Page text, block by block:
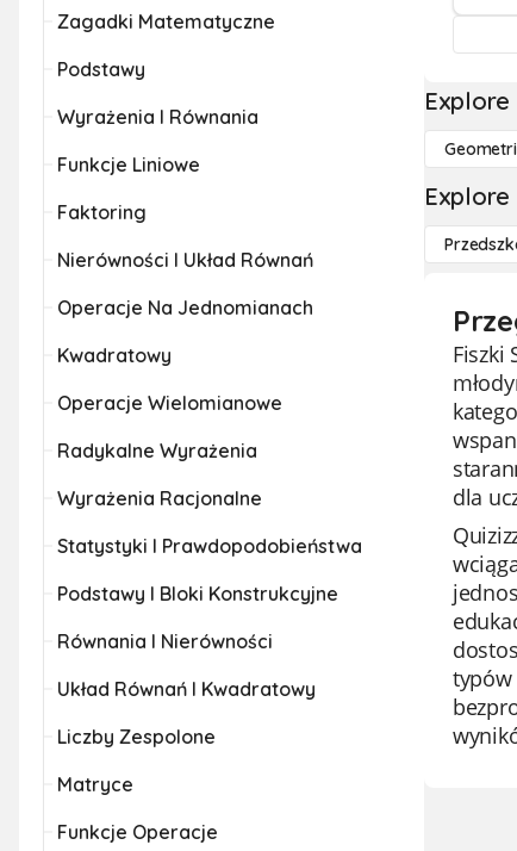
Zagadki Matematyczne
Podstawy
Wyrażenia I Równania
Funkcje Liniowe
Faktoring
Nierówności I Układ Równań
Operacje Na Jednomianach
Kwadratowy
Operacje Wielomianowe
Radykalne Wyrażenia
Wyrażenia Racjonalne
Statystyki I Prawdopodobieństwa
Podstawy I Bloki Konstrukcyjne
Równania I Nierówności
Układ Równań I Kwadratowy
Liczby Zespolone
Matryce
Funkcje Operacje
Explore
Fiszki
dla
typów